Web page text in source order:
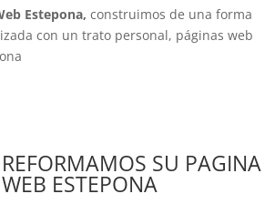
Estepona,construimos de una forma
con un trato personal, páginas web
REFORMAMOS SU PAGINA
WEB ESTEPONA